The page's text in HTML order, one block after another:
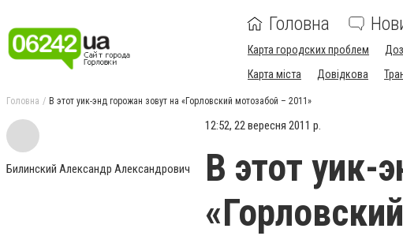
Головна
Карта городских проблем
Карта міста
Довідкова
Головна В этот уик-энд горожан зовут на «Горловский мотозабой – 2011»
Билинский Александр Александрович
12:52, 22 вересня 2011 р.
В этот уик-